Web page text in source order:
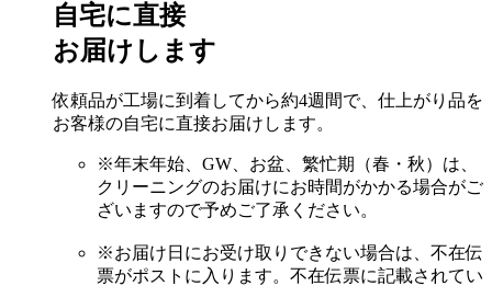
自宅に直接
お届けします
依頼品が工場に到着してから約4週間で、仕上がり品を
お客様の自宅に直接お届けします。
※年末年始、GW、お盆、繁忙期（春・秋）は、
クリーニングのお届けにお時間がかかる場合がご
ざいますので予めご了承ください。
※お届け日にお受け取りできない場合は、不在伝
票がポストに入ります。不在伝票に記載されてい